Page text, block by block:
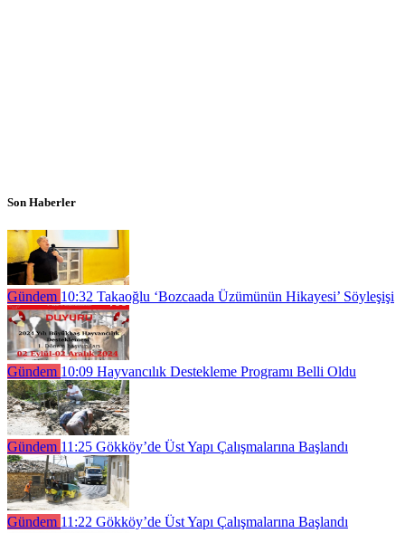
Son Haberler
Gündem 10:32 Takaoğlu ‘Bozcaada Üzümünün Hikayesi’ Söyleşişi
Gündem 10:09 Hayvancılık Destekleme Programı Belli Oldu
Gündem 11:25 Gökköy’de Üst Yapı Çalışmalarına Başlandı
Gündem 11:22 Gökköy’de Üst Yapı Çalışmalarına Başlandı